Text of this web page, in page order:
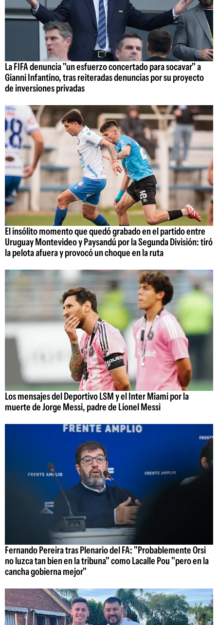
La FIFA denuncia "un esfuerzo concertado para socavar" a
Gianni Infantino, tras reiteradas denuncias por su proyecto
de inversiones privadas
El insólito momento que quedó grabado en el partido entre
Uruguay Montevideo y Paysandú por la Segunda División: tiró
la pelota afuera y provocó un choque en la ruta
Los mensajes del Deportivo LSM y el Inter Miami por la
muerte de Jorge Messi, padre de Lionel Messi
Fernando Pereira tras Plenario del FA: "Probablemente Orsi
no luzca tan bien en la tribuna" como Lacalle Pou "pero en la
cancha gobierna mejor"